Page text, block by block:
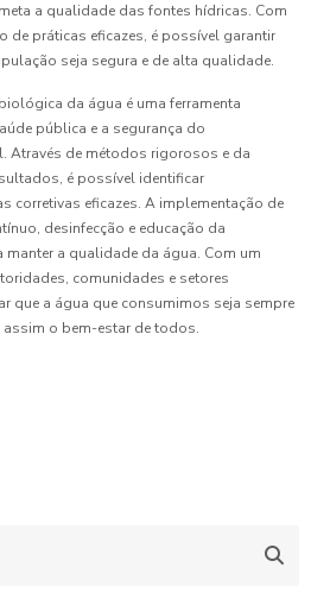
a qualidade das fontes hídricas. Com
de práticas eficazes, é possível garantir
seja segura e de alta qualidade.
da água é uma ferramenta
pública e a segurança do
Através de métodos rigorosos e da
é possível identificar
corretivas eficazes. A implementação de
desinfecção e educação da
a qualidade da água. Com um
comunidades e setores
que a água que consumimos seja sempre
o bem-estar de todos.